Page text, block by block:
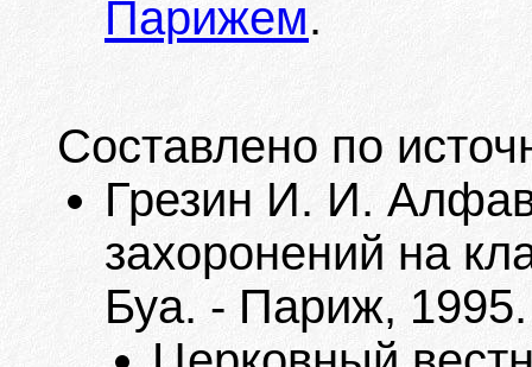
Парижем.
Составлено по
Грезин И. И.
захоронений на
Буа. - Париж, 1995.